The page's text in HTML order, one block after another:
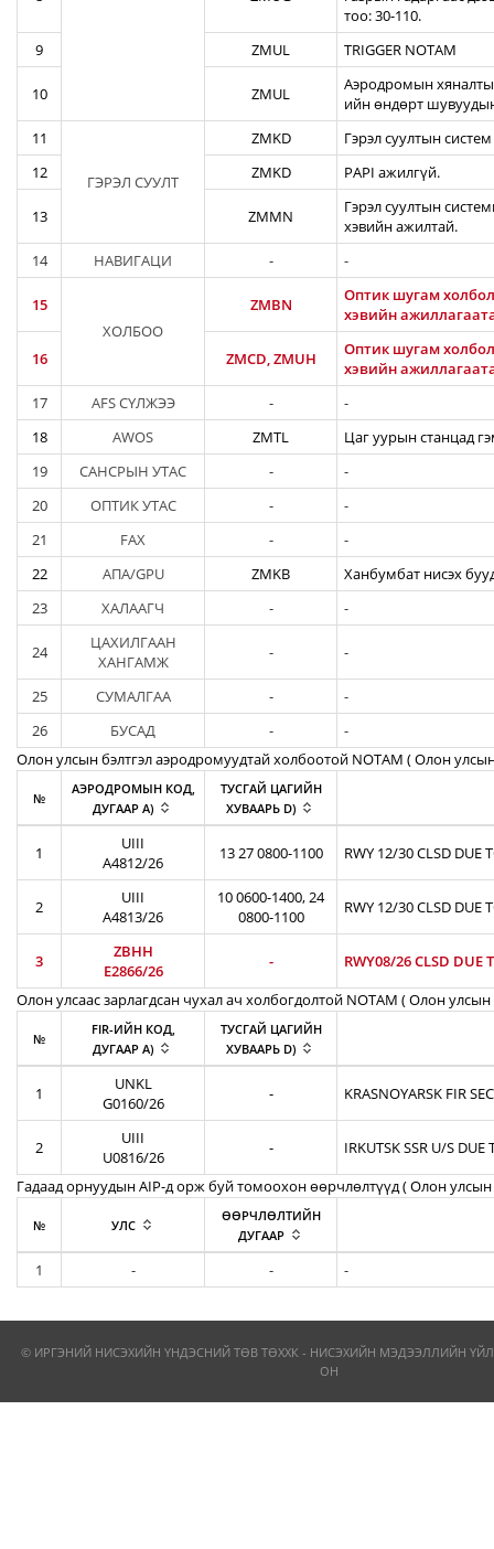
тоо: 30-110.
9
ZMUL TRIGGER NOTAM
10 ZMUL
Аэродромын
ийн өндөрт
11
ГЭРЭЛ СУУЛТ
ZMKD
Гэрэл суултын
12
ZMKD PAPI ажилгүй.
13 ZMMN
Гэрэл суултын
хэвийн ажилтай.
14
НАВИГАЦИ - -
15
ХОЛБОО
ZMBN
Оптик шугам
хэвийн
16 ZMCD, ZMUH
Оптик шугам
хэвийн
17
AFS СҮЛЖЭЭ -
-
18
AWOS ZMTL
Цаг уурын станцад
19
САНСРЫН УТАС -
-
20
ОПТИК УТАС -
-
21
FAX -
-
22
АПА/GPU ZMKB
Ханбумбат нисэх
23
ХАЛААГЧ - -
24
ЦАХИЛГААН
ХАНГАМЖ
- -
25 СУМАЛГАА -
-
26
БУСАД -
-
Олон улсын бэлтгэл аэродромуудтай холбоотой NOTAM ( Oлон
№
АЭРОДРОМЫН КОД,
ДУГААР A)
ТУСГАЙ ЦАГИЙН
ХУВААРЬ D)
1
UIII
A4812/26
13 27 0800-1100 RWY 12/30 CLSD DUE
2
UIII
A4813/26
10 0600-1400, 24
0800-1100
RWY 12/30 CLSD DUE
3
ZBHH
E2866/26
-
RWY08/26 CLSD DUE
Олон улсаас зарлагдсан чухал ач холбогдолтой NOTAM ( Олон улсын
№
FIR-ИЙН КОД,
ДУГААР A)
ТУСГАЙ ЦАГИЙН
ХУВААРЬ D)
1
UNKL
G0160/26
- KRASNOYARSK FIR
2
UIII
U0816/26
-
IRKUTSK SSR U/S DUE
Гадаад орнуудын AIP-д орж буй томоохон өөрчлөлтүүд ( Олон улсын
№ УЛС
ӨӨРЧЛӨЛТИЙН
ДУГААР
1 - - -
© ИРГЭНИЙ НИСЭХИЙН ҮНДЭСНИЙ ТӨВ ТӨХХК - НИСЭХИЙН МЭДЭЭЛЛИЙН
ОН